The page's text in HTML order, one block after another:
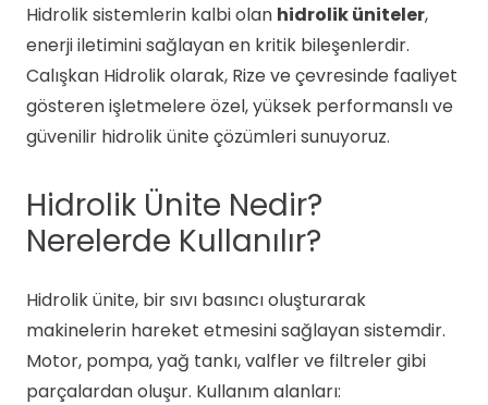
Hidrolik sistemlerin kalbi olan hidrolik üniteler,
enerji iletimini sağlayan en kritik bileşenlerdir.
Calışkan Hidrolik olarak, Rize ve çevresinde faaliyet
gösteren işletmelere özel, yüksek performanslı ve
güvenilir hidrolik ünite çözümleri sunuyoruz.
Hidrolik Ünite Nedir?
Nerelerde Kullanılır?
Hidrolik ünite, bir sıvı basıncı oluşturarak
makinelerin hareket etmesini sağlayan sistemdir.
Motor, pompa, yağ tankı, valfler ve filtreler gibi
parçalardan oluşur. Kullanım alanları: